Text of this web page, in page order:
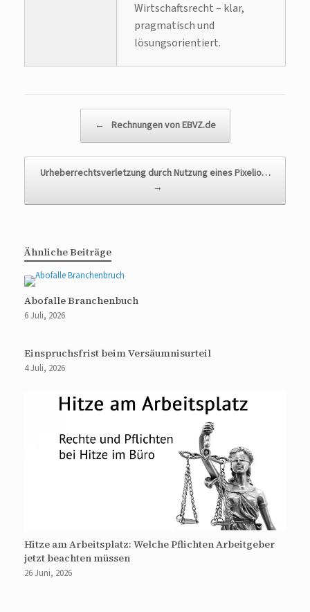
Wirtschaftsrecht – klar,
pragmatisch und
lösungsorientiert.
← Rechnungen von EBVZ.de
Urheberrechtsverletzung durch Nutzung eines Pixelio…
→
Ähnliche Beiträge
Abofalle Branchenbuch
6 Juli, 2026
Einspruchsfrist beim Versäumnisurteil
4 Juli, 2026
Hitze am Arbeitsplatz: Welche Pflichten Arbeitgeber
jetzt beachten müssen
26 Juni, 2026